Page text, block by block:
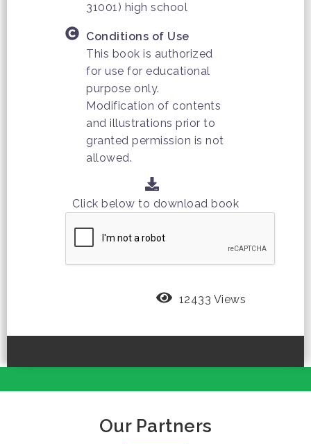
31001) high school
Conditions of Use
This book is authorized
for use for educational
purpose only.
Modification of contents
and illustrations prior to
granted permission is not
allowed.
Click below to download book
12433 Views
Our Partners